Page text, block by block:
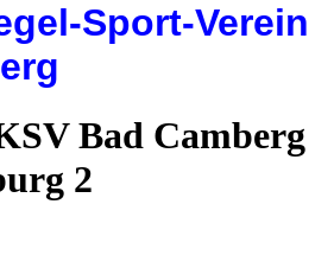
Sport-Verein
Bad Camberg
2